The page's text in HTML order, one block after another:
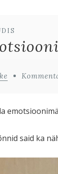
said ka